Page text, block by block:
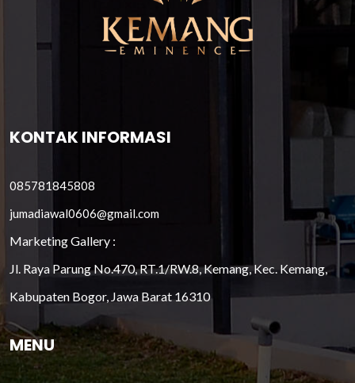
KONTAK INFORMASI
085781845808
jumadiawal0606@gmail.com
Marketing Gallery :
Jl. Raya Parung No.470, RT.1/RW.8, Kemang, Kec. Kemang,
Kabupaten Bogor, Jawa Barat 16310
MENU